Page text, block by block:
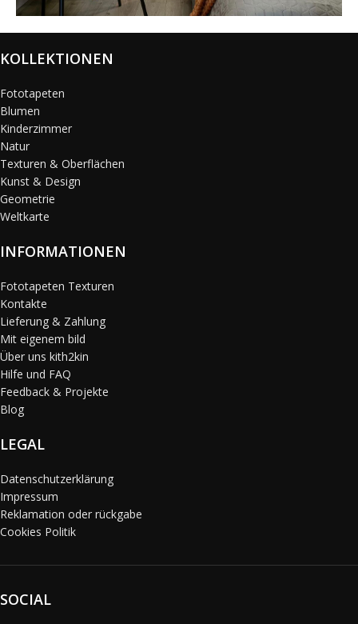
@karols_interiors
KOLLEKTIONEN
Fototapeten
Blumen
Kinderzimmer
Natur
Texturen & Oberflächen
Kunst & Design
Geometrie
Weltkarte
INFORMATIONEN
Fototapeten Texturen
Kontakte
Lieferung & Zahlung
Mit eigenem bild
Über uns kith2kin
Hilfe und FAQ
Feedback & Projekte
Blog
LEGAL
Datenschutzerklärung
Impressum
Reklamation oder rückgabe
Cookies Politik
SOCIAL